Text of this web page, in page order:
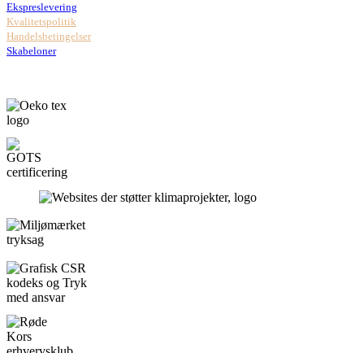
Ekspreslevering
Kvalitetspolitik
Handelsbetingelser
Skabeloner